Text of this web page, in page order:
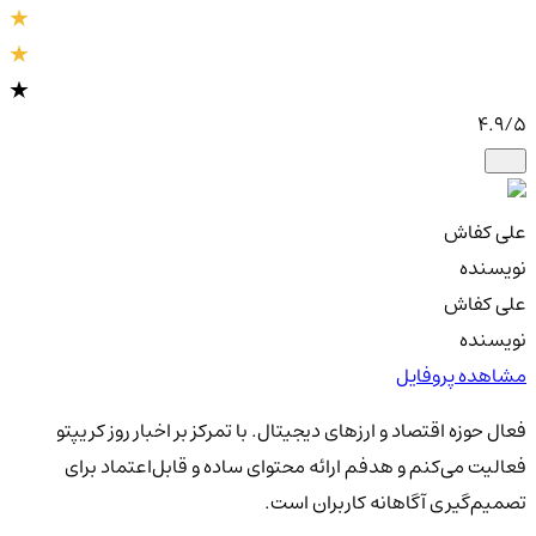
4.9/5
علی کفاش
نویسنده
علی کفاش
نویسنده
مشاهده پروفایل
فعال حوزه اقتصاد و ارزهای دیجیتال. با تمرکز بر اخبار روز کریپتو
فعالیت می‌کنم و هدفم ارائه محتوای ساده و قابل‌اعتماد برای
تصمیم‌گیری آگاهانه کاربران است.